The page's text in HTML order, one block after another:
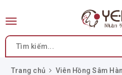
Toggle
Trang chủ Viên Hồng Sâm